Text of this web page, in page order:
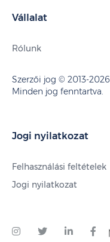
Vállalat
Rólunk
Szerzői jog © 2013-2026
Minden jog fenntartva.
Jogi nyilatkozat
Felhasználási feltételek
Jogi nyilatkozat